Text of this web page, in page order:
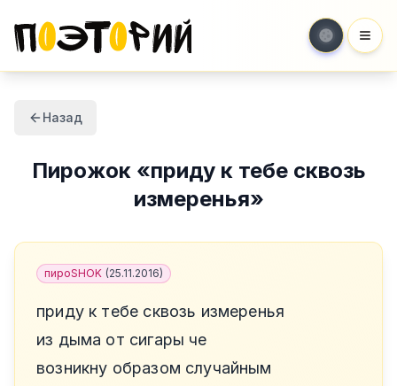
Назад
Пирожок«приду к тебе сквозь
измеренья»
пироSHOK (25.11.2016)
приду к тебе сквозь измеренья
из дыма от сигары че
возникну образом случайным